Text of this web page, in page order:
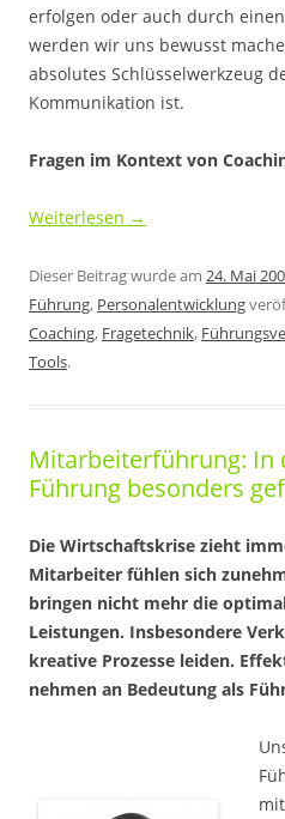
erfolgen oder auch durch
werden wir uns bewusst
absolutes Schlüsselwerkzeug
Kommunikation ist.
Fragen im Kontext von
Weiterlesen →
Dieser Beitrag wurde am 24. Mai
Führung, Personalentwicklung
Coaching, Fragetechnik,
Tools.
Mitarbeiterführung: In
Führung besonders
Die Wirtschaftskrise zieht
Mitarbeiter fühlen sich
bringen nicht mehr die
Leistungen. Insbesondere
kreative Prozesse leiden.
nehmen an Bedeutung als